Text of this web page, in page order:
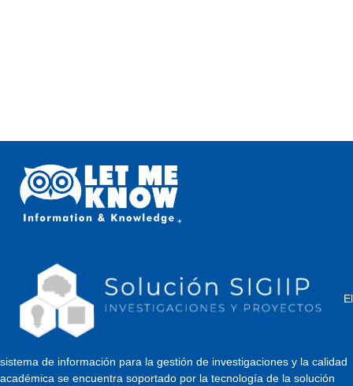
El
sistema de información para la gestión de investigaciones y la calidad
académica se encuentra soportado por la tecnología de la solución